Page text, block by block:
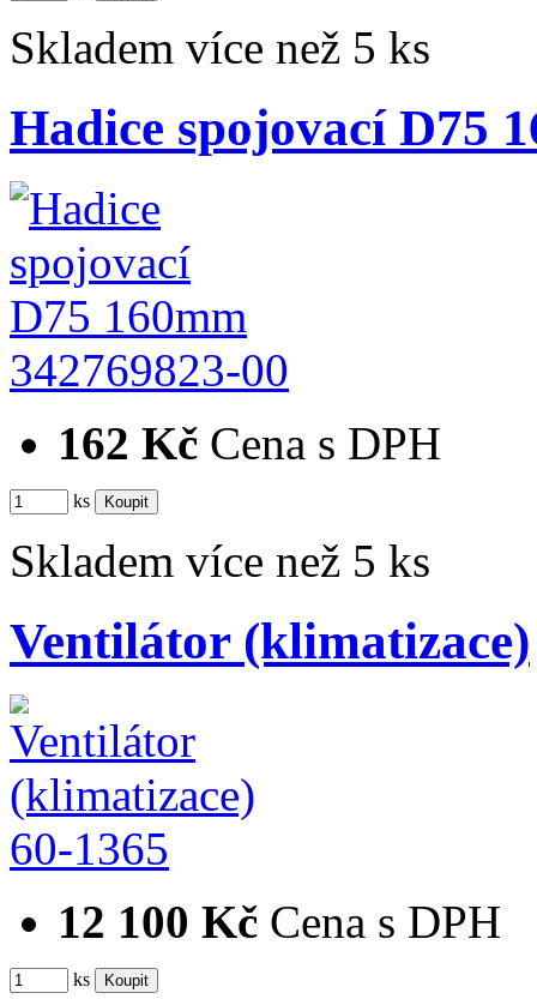
Skladem více než 5 ks
Hadice spojovací D75
342769823-00
162 Kč Cena s DPH
ks
Skladem více než 5 ks
Ventilátor (klimatizace)
60-1365
12 100 Kč Cena s DPH
ks